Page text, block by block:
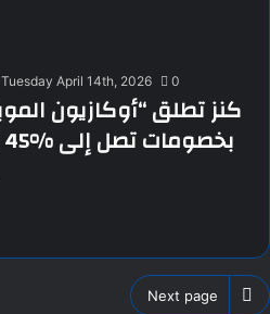
Tuesday April 14th, 2026 0
Next page